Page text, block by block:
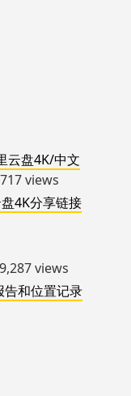
云盘4K/中文
views
4K分享链接
views
和位置记录